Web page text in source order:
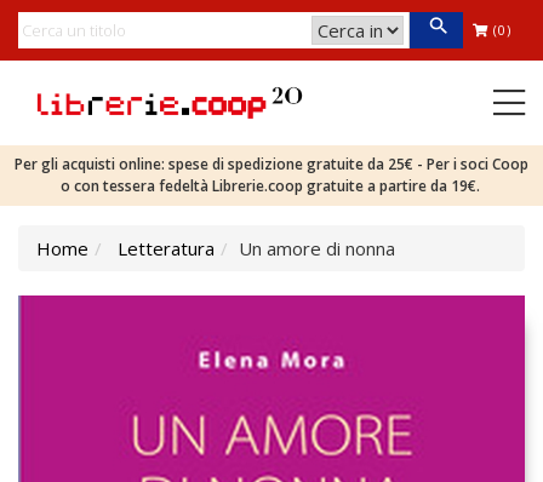
(0)
Per gli acquisti online: spese di spedizione gratuite da 25€ - Per i soci Coop
o con tessera fedeltà Librerie.coop gratuite a partire da 19€.
Home Letteratura Un amore di nonna